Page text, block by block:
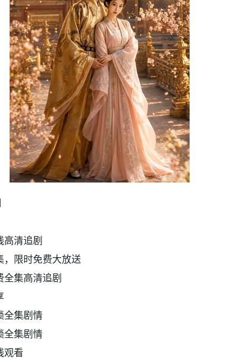
高清追剧
，限时免费大放送
全集高清追剧
全集剧情
全集剧情
观看